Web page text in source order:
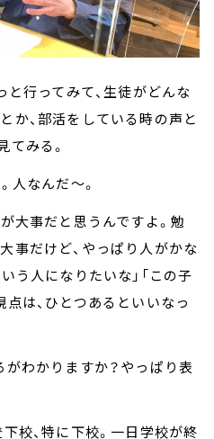
と行ってみて、生徒がどんな
か、部活をしている時の声と
てみる。
人なんだ～。
大事だと思うんですよ。勉
事だけど、やっぱり人がかな
う人になりたいな」「この子
点は、ひとつあるといいなっ
がわかりますか？やっぱり表
校、特に下校。一日学校が終